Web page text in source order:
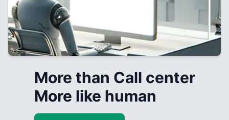
More than Call center
More like human